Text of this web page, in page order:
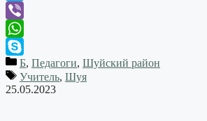
Telegram
Viber
WhatsApp
Skype
Б, Педагоги, Шуйский район
Учитель, Шуя
25.05.2023